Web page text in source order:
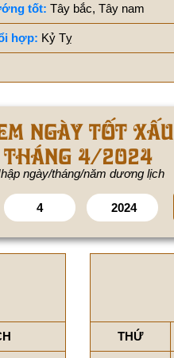
tốt: Tây bắc, Tây nam
hợp: Kỷ Tỵ
ngày tốt xấu
tháng 4/2024
ngày/tháng/năm dương lịch
THỨ